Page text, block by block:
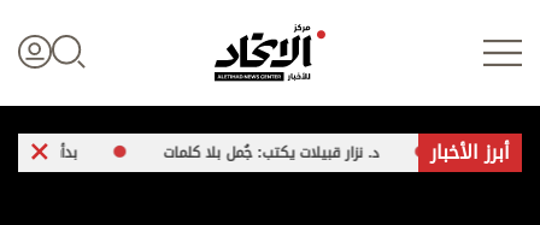
أبرز الأخبارد. نزار قبيلات يكتب: جُمل بلا كلمات بدأت من «فيس بوك»